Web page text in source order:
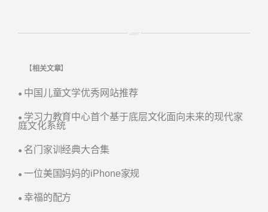
【相关文章】
● 中国儿童文学优秀网站推荐
● 学习力教育中心首个基于底层文化面向未来的现代家
庭文化系统
● 名门家训经典大合集
● 一位美国妈妈的iPhone家规
● 幸福的配方